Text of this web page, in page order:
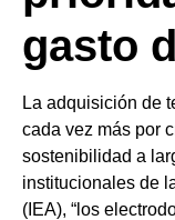
gasto
La adquisición de
cada vez más por
sostenibilidad a
institucionales de
(IEA), “los